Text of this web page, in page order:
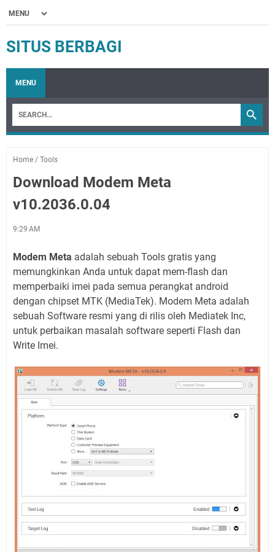
SITUS BERBAGI
MENU
Home / Tools
Download Modem Meta
v10.2036.0.04
9:29 AM
Modem Meta adalah sebuah Tools gratis yang
memungkinkan Anda untuk dapat mem-flash dan
memperbaiki imei pada semua perangkat android
dengan chipset MTK (MediaTek). Modem Meta adalah
sebuah Software resmi yang di rilis oleh Mediatek Inc,
untuk perbaikan masalah software seperti Flash dan
Write Imei.